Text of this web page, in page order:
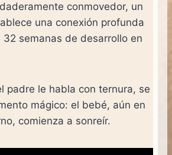
conmovedor, un
una conexión profunda
semanas de desarrollo en
padre le habla con ternura, se
mágico: el bebé, aún en
comienza a sonreír.